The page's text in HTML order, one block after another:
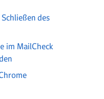
des
im MailCheck